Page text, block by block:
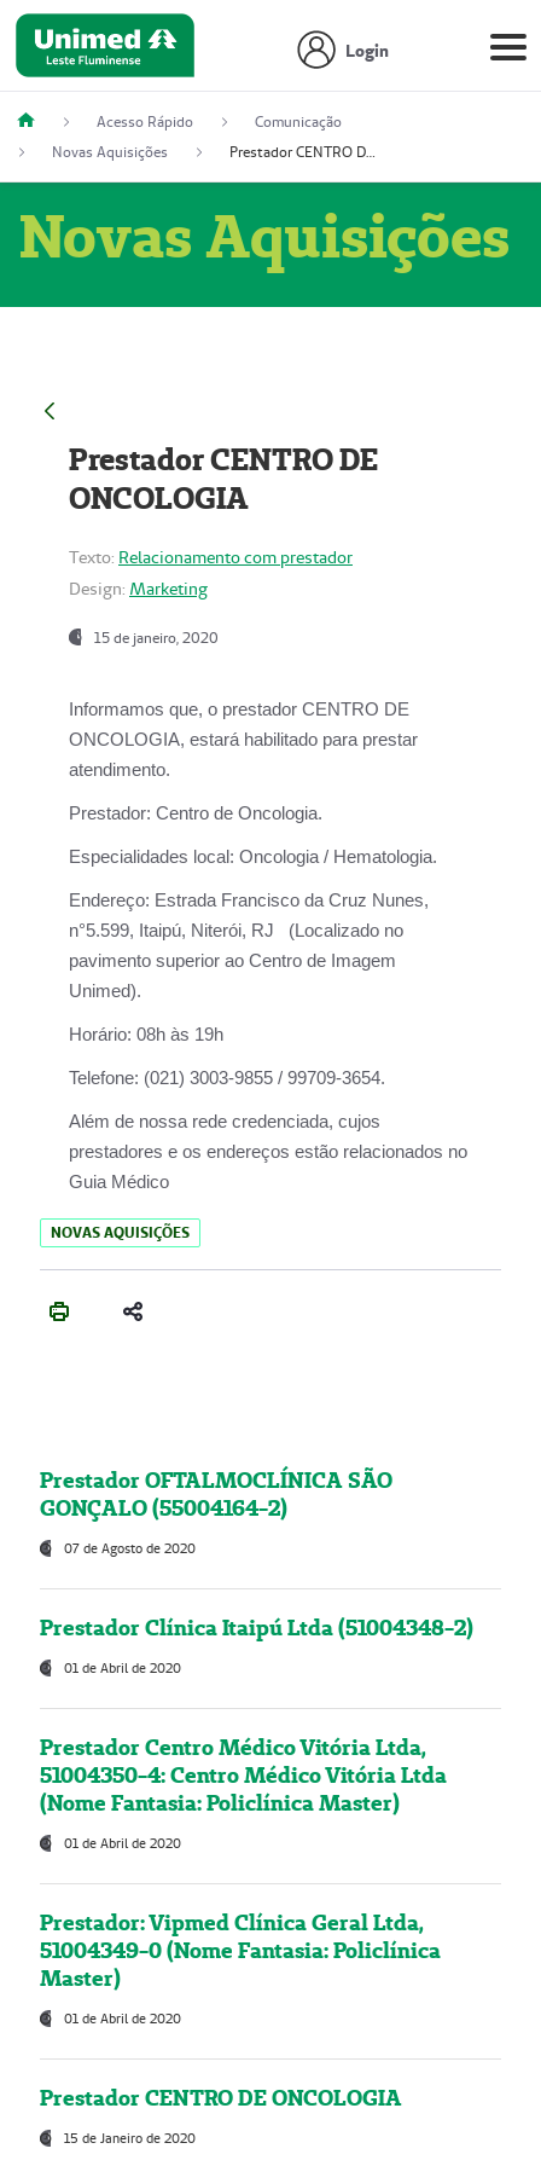
Login
Acesso Rápido
Comunicação
Novas Aquisições
Prestador CENTRO DE ONCOLOGIA
Novas Aquisições
Prestador CENTRO DE
ONCOLOGIA
Texto: Relacionamento com prestador
Design: Marketing
15 de janeiro, 2020
Informamos que, o prestador CENTRO DE
ONCOLOGIA, estará habilitado para prestar
atendimento.
Prestador: Centro de Oncologia.
Especialidades local: Oncologia / Hematologia.
Endereço: Estrada Francisco da Cruz Nunes,
n°5.599, Itaipú, Niterói, RJ (Localizado no
pavimento superior ao Centro de Imagem
Unimed).
Horário: 08h às 19h
Telefone: (021) 3003-9855 / 99709-3654.
Além de nossa rede credenciada, cujos
prestadores e os endereços estão relacionados no
Guia Médico
NOVAS AQUISIÇÕES
Prestador OFTALMOCLÍNICA SÃO
GONÇALO (55004164-2)
07 de Agosto de 2020
Prestador Clínica Itaipú Ltda (51004348-2)
01 de Abril de 2020
Prestador Centro Médico Vitória Ltda,
51004350-4: Centro Médico Vitória Ltda
(Nome Fantasia: Policlínica Master)
01 de Abril de 2020
Prestador: Vipmed Clínica Geral Ltda,
51004349-0 (Nome Fantasia: Policlínica
Master)
01 de Abril de 2020
Prestador CENTRO DE ONCOLOGIA
15 de Janeiro de 2020